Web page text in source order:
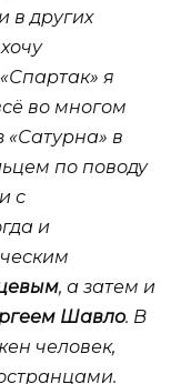
в других
я
во многом
«Сатурна» в
по поводу
с
и
, а затем и
Шавло. В
человек,